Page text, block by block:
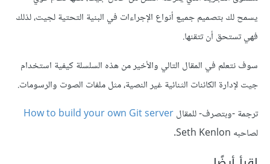
يسمح لك بتصميم جميع أنواع الإجراءات في البنية التحتية لجيت، لذلك
فهي تستحق أن تتقنها.
سوف نتعلم في المقال التالي والأخير من هذه السلسلة كيفية استخدام
جيت لإدارة الكائنات الثنائية غير النصية، مثل ملفات الصوت والرسومات.
ترجمة -وبتصرف- للمقالHow to build your own Git server
لصاحبه Seth Kenlon.